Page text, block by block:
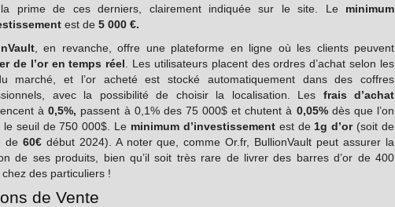
prime de ces derniers, clairement indiquée sur le site. Le minimum
est de 5 000 €.
, en revanche, offre une plateforme en ligne où les clients peuvent
de l’or en temps réel . Les utilisateurs placent des ordres d’achat selon les
marché, et l’or acheté est stocké automatiquement dans des coffres
avec la possibilité de choisir la localisation. Les frais d’achat
à0,5%, passent à 0,1% des 75 000$ et chutent à 0,05%dès que l’on
le seuil de 750 000$. Le minimum d’investissementest de 1g d’or(soit de
de 60€début 2024). A noter que, comme Or.fr, BullionVault peut assurer la
de ses produits, bien qu’il soit très rare de livrer des barres d’or de 400
des particuliers !
de Vente